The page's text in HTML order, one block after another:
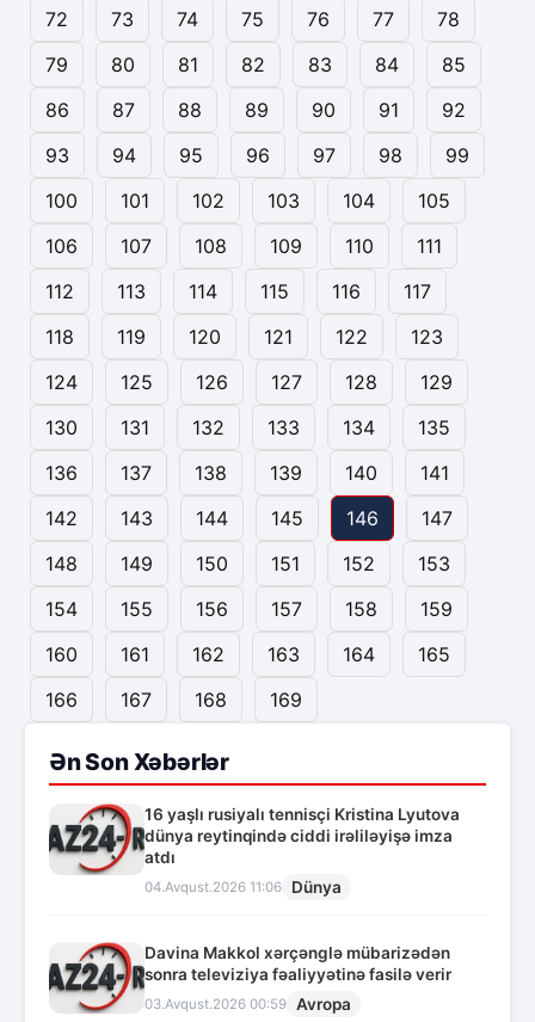
72 73 74 75 76 77
78
79
80 81 82 83 84
85
86
87 88 89 90 91
92
93
94 95 96 97 98
99
100
101 102 103 104
105
106
107 108 109 110
111
112
113 114 115 116
117
118
119 120 121 122
123
124
125 126 127 128
129
130
131 132 133 134
135
136
137 138 139 140
141
142
143 144 145 146
147
148
149 150 151 152
153
154
155 156 157 158
159
160
161 162 163 164
165
166
167 168 169
Ən Son Xəbərlər
16 yaşlı rusiyalı tennisçi Kristina Lyutova
dünya reytinqində ciddi irəliləyişə imza
atdı
04.Avqust.2026 11:06 Dünya
Davina Makkol xərçənglə mübarizədən
sonra televiziya fəaliyyətinə fasilə verir
03.Avqust.2026 00:59 Avropa